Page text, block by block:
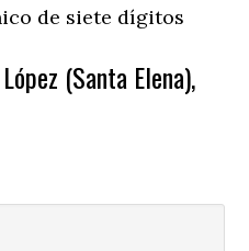
de siete dígitos
(Santa Elena),